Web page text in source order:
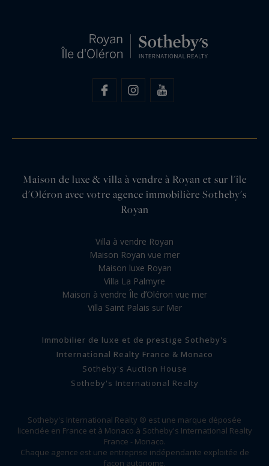
Maison de luxe & villa à vendre à Royan et sur l'île
d'Oléron avec votre agence immobilière Sotheby's
Royan
Villa à vendre Royan
Maison Royan vue mer
Maison luxe Royan
Villa La Palmyre
Maison à vendre Île dʼOléron vue mer
Villa Saint Palais sur Mer
Immobilier de luxe et de prestige Sotheby's
International Realty France & Monaco
Sotheby's Auction House
Sotheby's International Realty
Sotheby's International Realty ® est une marque déposée
licenciée en France et à Monaco à Sotheby's International Realty
France - Monaco.
Chaque agence est une entreprise indépendante exploitée de
façon autonome.